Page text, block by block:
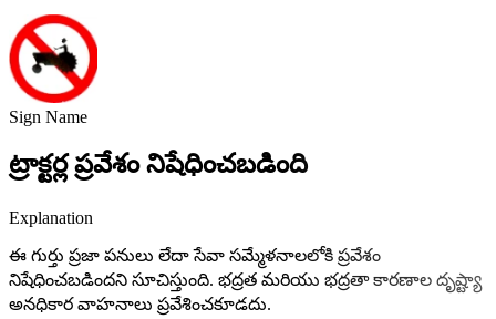
Sign Name
ట్రాక్టర్ల ప్రవేశం నిషేధించబడింది
Explanation
ఈ గుర్తు ప్రజా పనులు లేదా సేవా సమ్మేళనాలలోకి ప్రవేశం
నిషేధించబడిందని సూచిస్తుంది. భద్రత మరియు భద్రతా కారణాల దృష్ట్యా
అనధికార వాహనాలు ప్రవేశించకూడదు.